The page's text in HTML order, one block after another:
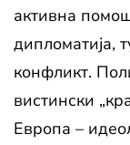
активна
дипломатија,
конфликт.
вистински
Европа –